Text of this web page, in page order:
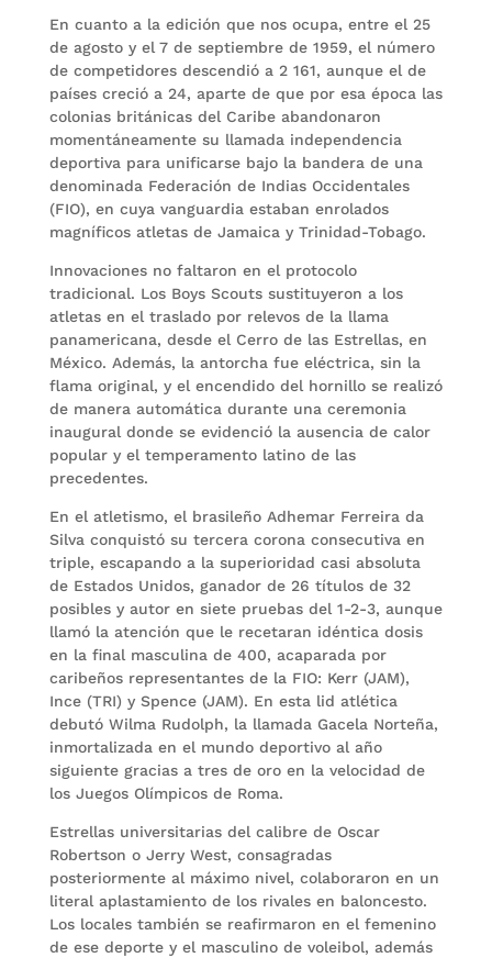
En cuanto a la edición que nos ocupa, entre el 25
de agosto y el 7 de septiembre de 1959, el número
de competidores descendió a 2 161, aunque el de
países creció a 24, aparte de que por esa época las
colonias británicas del Caribe abandonaron
momentáneamente su llamada independencia
deportiva para unificarse bajo la bandera de una
denomi­nada Federación de Indias Occidentales
(FIO), en cuya vanguardia estaban enrolados
magníficos atletas de Jamaica y Trinidad-Tobago.
Innovaciones no faltaron en el protocolo
tradicional. Los Boys Scouts sustituyeron a los
atletas en el traslado por relevos de la llama
panameri­cana, desde el Cerro de las Estrellas, en
México. Además, la antorcha fue eléctrica, sin la
flama original, y el encendido del hornillo se realizó
de manera automática durante una ceremonia
inaugural donde se evidenció la ausencia de calor
popular y el temperamento latino de las
precedentes.
En el atletismo, el brasileño Adhemar Ferreira da
Silva conquistó su tercera corona consecutiva en
triple, escapando a la superioridad casi absoluta
de Estados Unidos, ganador de 26 títulos de 32
posibles y autor en siete pruebas del 1-2-3, aunque
llamó la atención que le recetaran idéntica dosis
en la final masculina de 400, acaparada por
caribeños representantes de la FIO: Kerr (JAM),
Ince (TRI) y Spence (JAM). En esta lid atlética
debutó Wilma Rudolph, la llamada Gacela Norteña,
inmortalizada en el mundo deportivo al año
siguiente gracias a tres de oro en la velocidad de
los Juegos Olímpicos de Roma.
Estrellas universitarias del calibre de Oscar
Robertson o Jerry West, consagradas
posteriormente al máximo nivel, colaboraron en un
literal aplastamiento de los rivales en baloncesto.
Los locales también se reafirmaron en el femenino
de ese deporte y el masculino de voleibol, además